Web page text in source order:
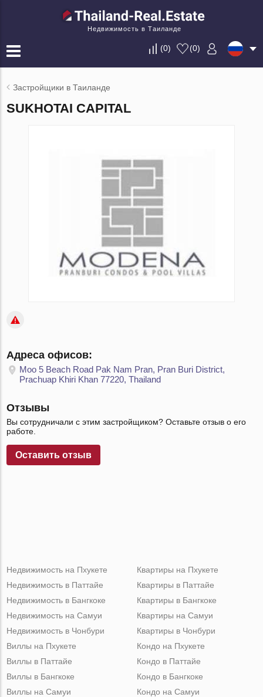
Недвижимость в Таиланде
(0) (0)
Застройщики в Таиланде
SUKHOTAI CAPITAL
Адреса офисов:
Moo 5 Beach Road Pak Nam Pran, Pran Buri District,
Prachuap Khiri Khan 77220, Thailand
Отзывы
Вы сотрудничали с этим застройщиком? Оставьте отзыв о его
работе.
Оставить отзыв
Недвижимость на Пхукете
Недвижимость в Паттайе
Недвижимость в Бангкоке
Недвижимость на Самуи
Недвижимость в Чонбури
Квартиры на Пхукете
Квартиры в Паттайе
Квартиры в Бангкоке
Квартиры на Самуи
Квартиры в Чонбури
Виллы на Пхукете
Виллы в Паттайе
Виллы в Бангкоке
Виллы на Самуи
Кондо на Пхукете
Кондо в Паттайе
Кондо в Бангкоке
Кондо на Самуи